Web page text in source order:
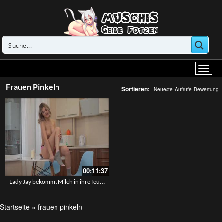
Frauen Pinkeln Sortieren: Neueste Aufrufe Bewertung
00:11:37
Lady Jay bekommt Milch in ihre feuchte Muschi
Startseite » frauen pinkeln